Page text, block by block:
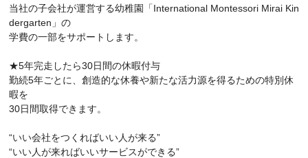
当社の子会社が運営する幼稚園「International Montessori Mirai Kin
dergarten」の
学費の一部をサポートします。
★5年完走したら30日間の休暇付与
勤続5年ごとに、創造的な休養や新たな活力源を得るための特別休
暇を
30日間取得できます。
“いい会社をつくればいい人が来る”
“いい人が来ればいいサービスができる”